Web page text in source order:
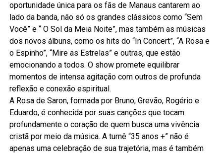
oportunidade única para os fãs de Manaus cantarem ao
lado da banda, não só os grandes clássicos como “Sem
Você” e “ O Sol da Meia Noite”, mas também as músicas
dos novos álbuns, como os hits do “In Concert”, “A Rosa e
o Espinho”, “Mire as Estrelas” e outras, que estão
emocionando a todos. O show promete equilibrar
momentos de intensa agitação com outros de profunda
reflexão e conexão espiritual.
A Rosa de Saron, formada por Bruno, Grevão, Rogério e
Eduardo, é conhecida por suas canções que tocam
profundamente o coração de quem busca uma vivência
cristã por meio da música. A turnê “35 anos +” não é
apenas uma celebração de sua trajetória, mas é também